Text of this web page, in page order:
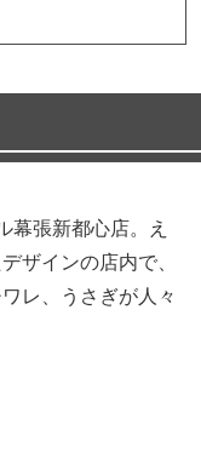
幕張新都心店。え
ザインの店内で、
レ、うさぎが人々
かわ型の生地に、
内でじっくり焼き